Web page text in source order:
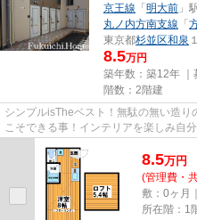
京王線 「明大前 」
丸ノ内方南支線 「
東京都杉並区和泉
8.5万円
築年数：築12年 ｜
階数：2階建
シンプルisTheベスト！無駄の無い造
こそできる事！インテリアを楽しみ自
綺麗お部屋が8万円代で「バス...
8.5万円
(管理費・
敷：0ヶ月
所在階：1